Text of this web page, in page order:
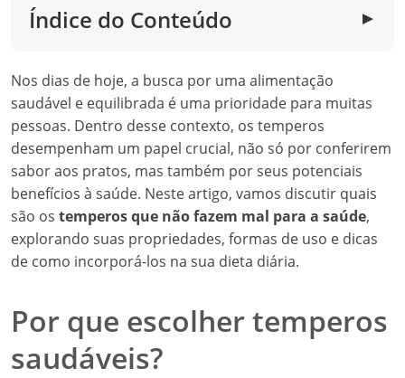
Índice do Conteúdo ▼
Nos dias de hoje, a busca por uma alimentação
saudável e equilibrada é uma prioridade para muitas
pessoas. Dentro desse contexto, os temperos
desempenham um papel crucial, não só por conferirem
sabor aos pratos, mas também por seus potenciais
benefícios à saúde. Neste artigo, vamos discutir quais
são os temperos que não fazem mal para a saúde,
explorando suas propriedades, formas de uso e dicas
de como incorporá-los na sua dieta diária.
Por que escolher temperos
saudáveis?